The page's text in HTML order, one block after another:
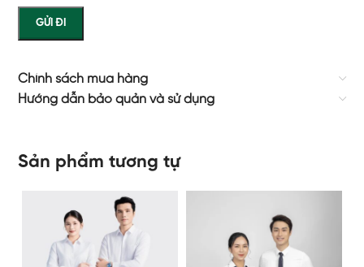
Chính sách mua hàng
Hướng dẫn bảo quản và sử dụng
Sản phẩm tương tự